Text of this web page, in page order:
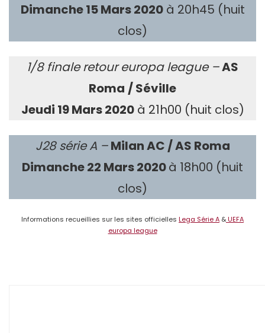
Dimanche 15 Mars 2020à 20h45 (huit
clos)
1/8 finale retour europa league –AS
Roma / Séville
Jeudi 19 Mars 2020à 21h00 (huit clos)
J28 série A –Milan AC / AS Roma
Dimanche 22 Mars 2020à 18h00 (huit
clos)
Informations recueillies sur les sites officielles Lega Série A &UEFA
europa league